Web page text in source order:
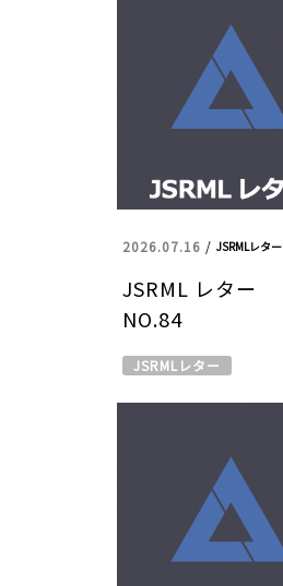
2026.07.16 / JSRMLレター
JSRML レター
NO.84
JSRMLレター